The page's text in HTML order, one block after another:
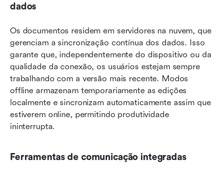
dados
Os documentos residem em servidores na nuvem, que
gerenciam a sincronização contínua dos dados. Isso
garante que, independentemente do dispositivo ou da
qualidade da conexão, os usuários estejam sempre
trabalhando com a versão mais recente. Modos
offline armazenam temporariamente as edições
localmente e sincronizam automaticamente assim que
estiverem online, permitindo produtividade
ininterrupta.
Ferramentas de comunicação integradas